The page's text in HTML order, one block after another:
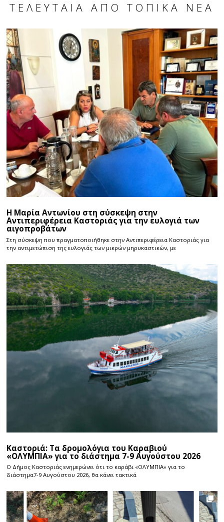
ΤΕΛΕΥΤΑΊΑ ΑΠΌ ΤΟΠΙΚΆ ΝΈΑ
Η Μαρία Αντωνίου στη σύσκεψη στην
Αντιπεριφέρεια Καστοριάς για την ευλογιά των
αιγοπροβάτων
Στη σύσκεψη που πραγματοποιήθηκε στην Αντιπεριφέρεια Καστοριάς για
την αντιμετώπιση της ευλογιάς των μικρών μηρυκαστικών, με
Καστοριά: Τα δρομολόγια του Καραβιού
«ΟΛΥΜΠΙΑ» για το διάστημα 7-9 Αυγούστου 2026
Ο Δήμος Καστοριάς ενημερώνει ότι το καράβι «ΟΛΥΜΠΙΑ» για το
διάστημα7-9 Αυγούστου 2026, θα κάνει τακτικά